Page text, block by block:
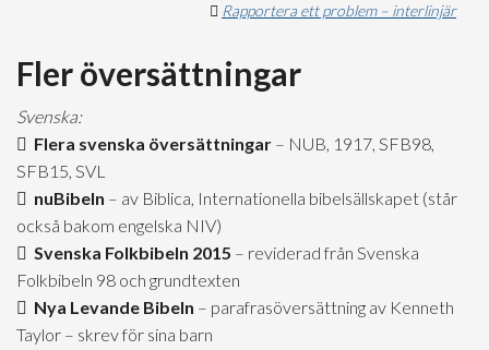
Rapportera ett problem – interlinjär
Fler översättningar
Svenska:
Flera svenska översättningar – NUB, 1917, SFB98,
SFB15, SVL
nuBibeln – av Biblica, Internationella bibelsällskapet (står
också bakom engelska NIV)
Svenska Folkbibeln 2015 – reviderad från Svenska
Folkbibeln 98 och grundtexten
Nya Levande Bibeln – parafrasöversättning av Kenneth
Taylor – skrev för sina barn